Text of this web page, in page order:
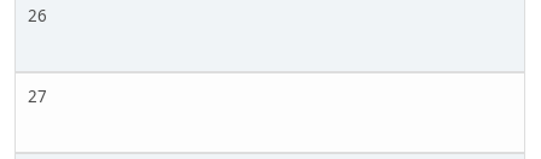
26
27